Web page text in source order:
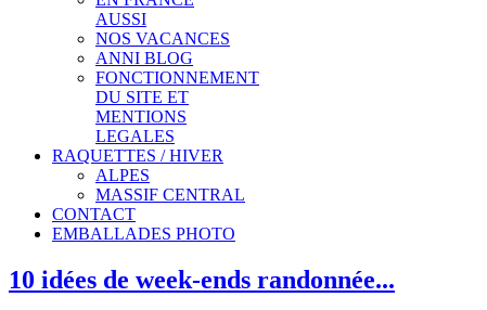
AUSSI
NOS VACANCES
ANNI BLOG
FONCTIONNEMENT
DU SITE ET
MENTIONS
LEGALES
RAQUETTES / HIVER
ALPES
MASSIF CENTRAL
CONTACT
EMBALLADES PHOTO
10 idées de week-ends randonnée...